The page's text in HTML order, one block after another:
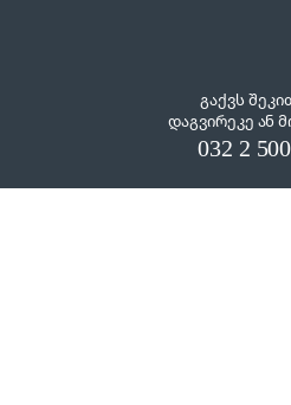
გაქვს
დაგვირეკე ან
032 2